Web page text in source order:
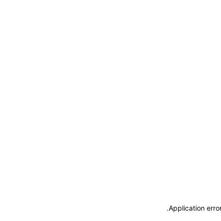
Application
.